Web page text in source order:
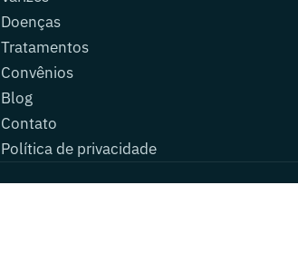
Doenças
Tratamentos
Convênios
Blog
Contato
Política de privacidade